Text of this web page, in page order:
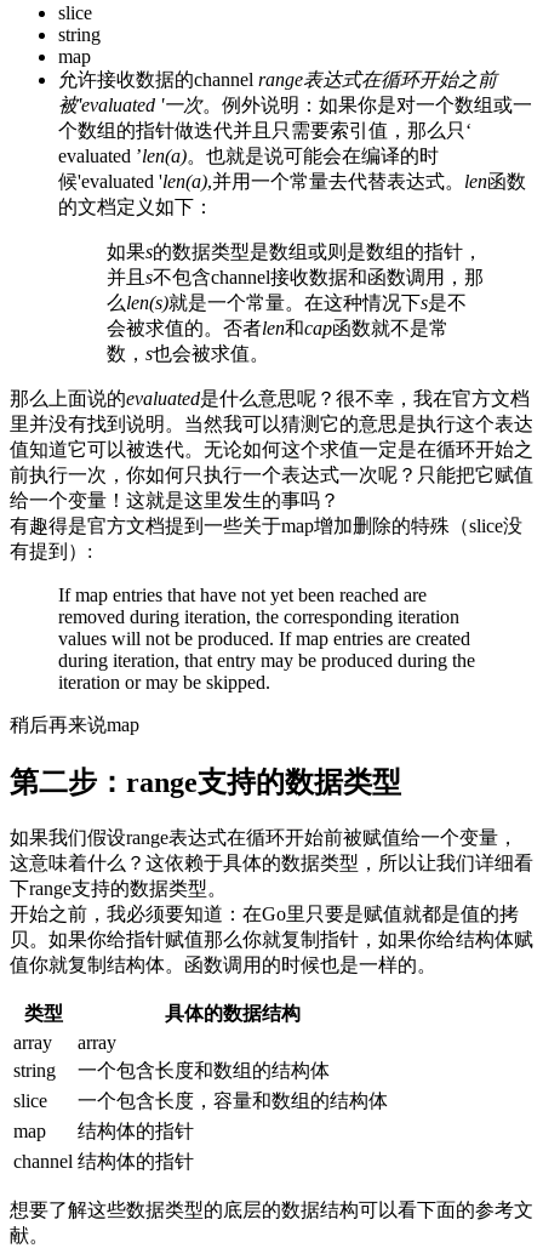
slice
string
map
允许接收数据的channel range表达式在循环开始之前
被'evaluated '一次。例外说明：如果你是对一个数组或一
个数组的指针做迭代并且只需要索引值，那么只‘
evaluated ’len(a)。也就是说可能会在编译的时
候'evaluated 'len(a),并用一个常量去代替表达式。 len函数
的文档定义如下：
如果s的数据类型是数组或则是数组的指针，
并且 s不包含channel接收数据和函数调用，那
么len(s)就是一个常量。在这种情况下s是不
会被求值的。否者len和cap函数就不是常
数， s也会被求值。
那么上面说的evaluated是什么意思呢？很不幸，我在官方文档
里并没有找到说明。当然我可以猜测它的意思是执行这个表达
值知道它可以被迭代。无论如何这个求值一定是在循环开始之
前执行一次，你如何只执行一个表达式一次呢？只能把它赋值
给一个变量！这就是这里发生的事吗？
有趣得是官方文档提到一些关于map增加删除的特殊（slice没
有提到）:
If map entries that have not yet been reached are
removed during iteration, the corresponding iteration
values will not be produced. If map entries are created
during iteration, that entry may be produced during the
iteration or may be skipped.
稍后再来说map
第二步：range支持的数据类型
如果我们假设range表达式在循环开始前被赋值给一个变量，
这意味着什么？这依赖于具体的数据类型，所以让我们详细看
下range支持的数据类型。
开始之前，我必须要知道：在Go里只要是赋值就都是值的拷
贝。如果你给指针赋值那么你就复制指针，如果你给结构体赋
值你就复制结构体。函数调用的时候也是一样的。
类型
具体的数据结构
array
array
string
一个包含长度和数组的结构体
slice
一个包含长度，容量和数组的结构体
map
结构体的指针
channel 结构体的指针
想要了解这些数据类型的底层的数据结构可以看下面的参考文
献。